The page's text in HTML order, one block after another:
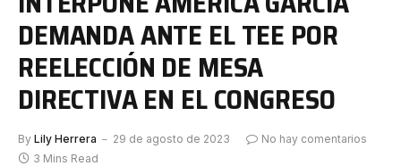
DEMANDA ANTE EL TEE POR
REELECCIÓN DE MESA
DIRECTIVA EN EL CONGRESO
By Lily Herrera 29 de agosto de 2023
No hay comentarios
3 Mins Read